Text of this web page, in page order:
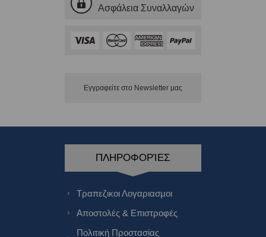
Ασφάλεια Συναλλαγών
Εγγραφείτε στο Νewsletter μας
ΠΛΗΡΟΦΟΡΊΕΣ
Τραπεζικοι Λογαριασμοι
Αποστολές & Επιστροφές
Πολιτική Προστασίας